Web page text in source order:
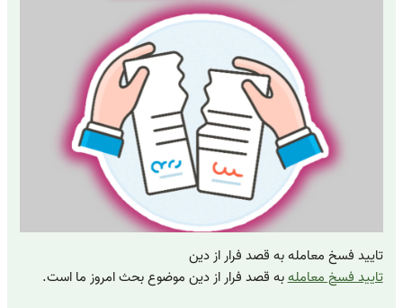
تایید فسخ معامله به قصد فرار از دین
تایید فسخ معاملهبه قصد فرار از دین موضوع بحث امروز ما است.